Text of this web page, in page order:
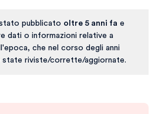
pubblicato oltre 5 anni fa e
dati o informazioni relative a
che nel corso degli anni
riviste/corrette/aggiornate.